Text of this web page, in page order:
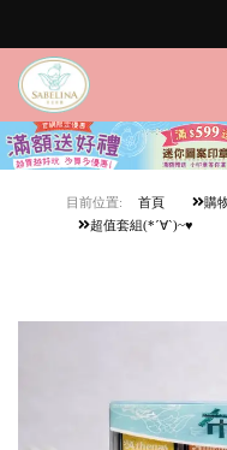
目前位置: 首頁 購
超值套組(*´∀`)~♥